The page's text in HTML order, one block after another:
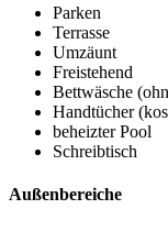
Parken
Terrasse
Umzäunt
Freistehend
Bettwäsche
Handtücher
beheizter Pool
Schreibtisch
Außenbereiche